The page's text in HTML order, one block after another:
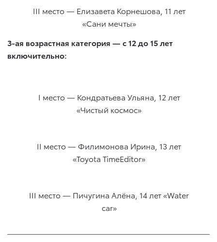
III место — Елизавета Корнешова, 11 лет
«Сани мечты»
3-ая возрастная категория — с 12 до 15 лет
включительно:
I место — Кондратьева Ульяна, 12 лет
«Чистый космос»
II место — Филимонова Ирина, 13 лет
«Toyota TimeEditor»
III место — Пичугина Алёна, 14 лет «Water
car»